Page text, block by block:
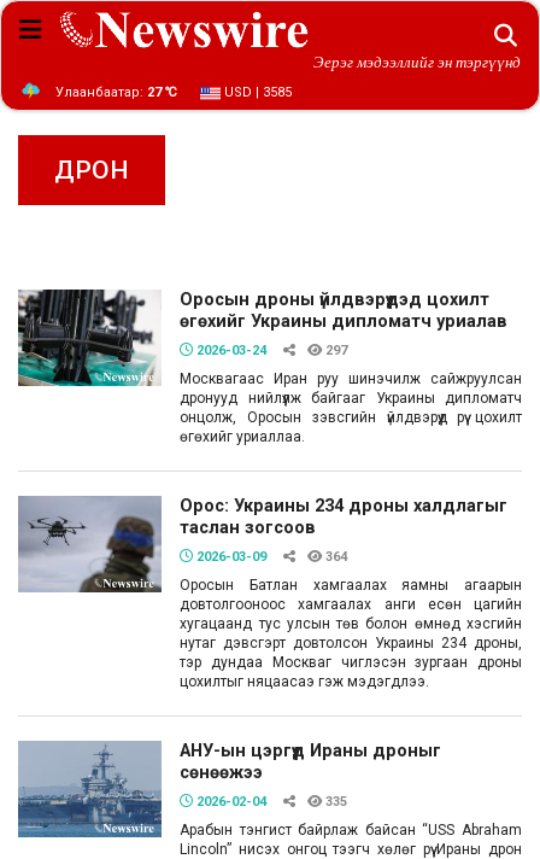
Эерэг мэдээллийг эн тэргүүнд
Улаанбаатар: 27 ℃ USD | 3585
ДРОН
Оросын дроны үйлдвэрүүдэд цохилт
өгөхийг Украины дипломатч уриалав
2026-03-24 297
Москвагаас Иран руу шинэчилж сайжруулсан
дронууд нийлүүлж байгааг Украины дипломатч
онцолж, Оросын зэвсгийн үйлдвэрүүд рүү цохилт
өгөхийг уриаллаа.
Орос: Украины 234 дроны халдлагыг
таслан зогсоов
2026-03-09 364
Оросын Батлан хамгаалах яамны агаарын
довтолгооноос хамгаалах анги есөн цагийн
хугацаанд тус улсын төв болон өмнөд хэсгийн
нутаг дэвсгэрт довтолсон Украины 234 дроны,
тэр дундаа Москваг чиглэсэн зургаан дроны
цохилтыг няцаасаэ гэж мэдэгдлээ.
АНУ-ын цэргүүд Ираны дроныг
сөнөөжээ
2026-02-04 335
Арабын тэнгист байрлаж байсан “USS Abraham
Lincoln” нисэх онгоц тээгч хөлөг рүү Ираны дрон